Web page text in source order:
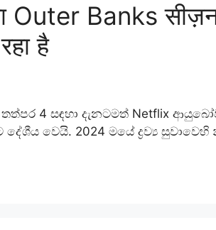
Banks सीज़न
है
4 සඳහා දැනටමත් Netflix
වෙයි. 2024 මයේ ද්‍රව්‍ය